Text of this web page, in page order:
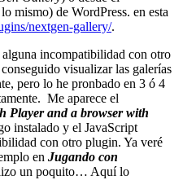
mismo) de WordPress. en esta
nextgen-gallery/.
incompatibilidad con otro
visualizar las galerías
pero lo he pronbado en 3 ó 4
Me aparece el
Player and a browser with
instalado y el JavaScript
con otro plugin. Ya veré
en Jugando con
un poquito… Aquí lo